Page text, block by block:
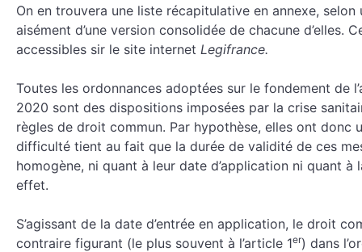
On en trouvera une liste récapitulative en annexe,
aisément d’une version consolidée de chacune d’elles.
accessibles sir le site internet Legifrance.
Toutes les ordonnances adoptées sur le fondement de
2020 sont des dispositions imposées par la crise
règles de droit commun. Par hypothèse, elles ont donc
difficulté tient au fait que la durée de validité de ces
homogène, ni quant à leur date d’application ni quant
effet.
S’agissant de la date d’entrée en application, le droit
contraire figurant (le plus souvent à l’article 1er) dans